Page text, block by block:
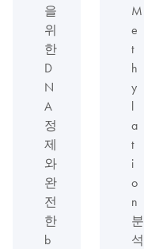
을
위
한
D
N
A
정
제
와
완
전
한
b
M
e
t
h
y
l
a
t
i
o
n
분
석